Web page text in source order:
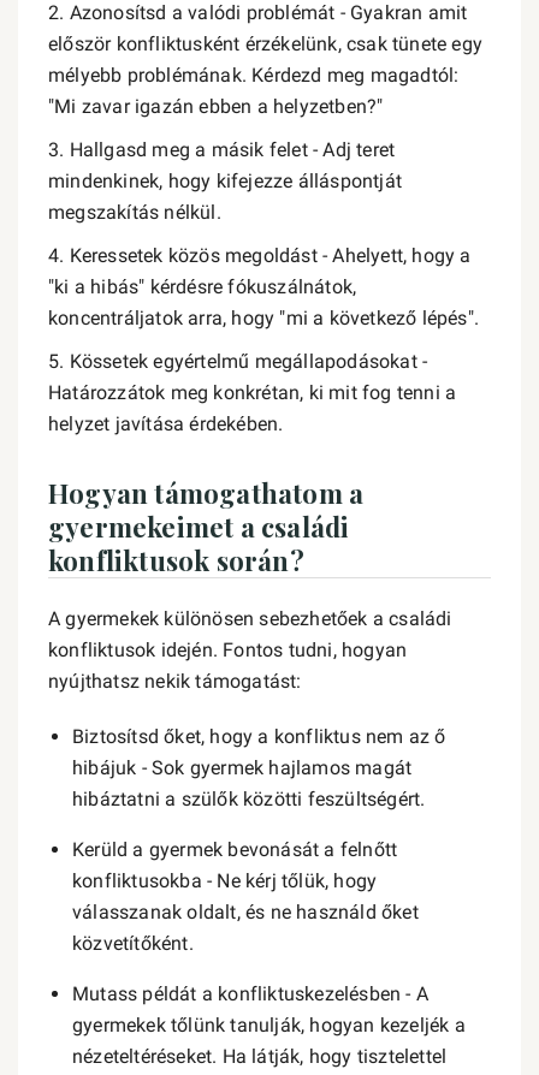
2. Azonosítsd a valódi problémát - Gyakran amit
először konfliktusként érzékelünk, csak tünete egy
mélyebb problémának. Kérdezd meg magadtól:
"Mi zavar igazán ebben a helyzetben?"
3. Hallgasd meg a másik felet - Adj teret
mindenkinek, hogy kifejezze álláspontját
megszakítás nélkül.
4. Keressetek közös megoldást - Ahelyett, hogy a
"ki a hibás" kérdésre fókuszálnátok,
koncentráljatok arra, hogy "mi a következő lépés".
5. Kössetek egyértelmű megállapodásokat -
Határozzátok meg konkrétan, ki mit fog tenni a
helyzet javítása érdekében.
Hogyan támogathatom a
gyermekeimet a családi
konfliktusok során?
A gyermekek különösen sebezhetőek a családi
konfliktusok idején. Fontos tudni, hogyan
nyújthatsz nekik támogatást:
Biztosítsd őket, hogy a konfliktus nem az ő
hibájuk - Sok gyermek hajlamos magát
hibáztatni a szülők közötti feszültségért.
Kerüld a gyermek bevonását a felnőtt
konfliktusokba - Ne kérj tőlük, hogy
válasszanak oldalt, és ne használd őket
közvetítőként.
Mutass példát a konfliktuskezelésben - A
gyermekek tőlünk tanulják, hogyan kezeljék a
nézeteltéréseket. Ha látják, hogy tisztelettel